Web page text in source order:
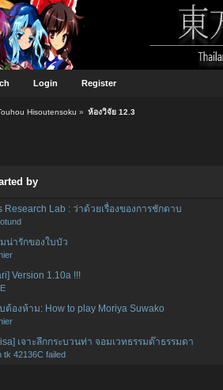
Login Register
Hisoutensoku » ห้องวิจัย 12.3
by
Research Lab : ว่าด้วยเรื่องของการชักดาบ
น่ารักของใบบัว
Version 1.10a !!!
องห้าม: How to play Moriya Suwako
เจาะลึกกระบวนท่า จอมเวทธรรมด๊าธรรมดา
tk 42136C failed